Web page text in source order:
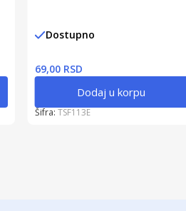
Dostupno
69,00 RSD
Dodaj u korpu
Šifra: TSF113E